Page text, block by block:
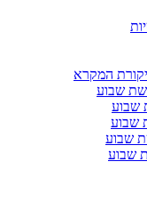
המקרא
שבוע
שבוע
שבוע
שבוע
שבוע